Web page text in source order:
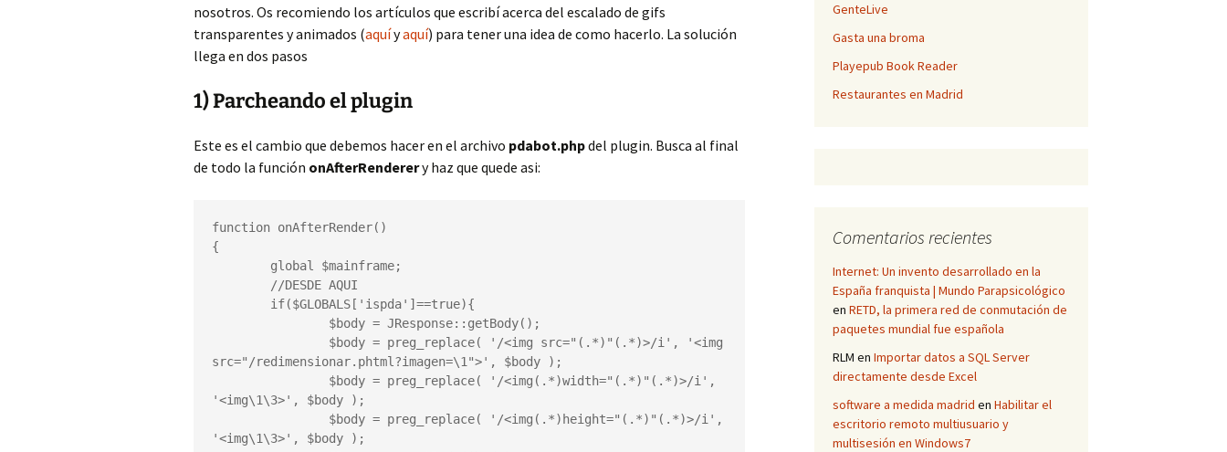
nosotros. Os recomiendo los artículos que escribí acerca del escalado de gifs
transparentes y animados (aquíyaquí) para tener una idea de como hacerlo. La solución
llega en dos pasos
1) Parcheando el plugin
Este es el cambio que debemos hacer en el archivo pdabot.phpdel plugin. Busca al final
de todo la función onAfterRenderery haz que quede asi:
function onAfterRender()
{
src="/redimensionar.phtml?imagen=\1">', $body );
'<img\1\3>', $body );
'<img\1\3>', $body );
GenteLive
Gasta una broma
Playepub Book Reader
Restaurantes en Madrid
Comentarios recientes
Internet: Un invento desarrollado en la
España franquista | Mundo Parapsicológico
en RETD, la primera red de conmutación de
paquetes mundial fue española
RLM en Importar datos a SQL Server
directamente desde Excel
software a medida madrid en Habilitar el
escritorio remoto multiusuario y
multisesión en Windows7